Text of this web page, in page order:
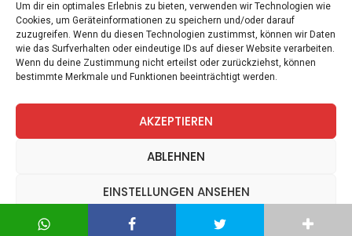
Um dir ein optimales Erlebnis zu bieten, verwenden wir Technologien wie
Cookies, um Geräteinformationen zu speichern und/oder darauf
zuzugreifen. Wenn du diesen Technologien zustimmst, können wir Daten
wie das Surfverhalten oder eindeutige IDs auf dieser Website verarbeiten.
Wenn du deine Zustimmung nicht erteilst oder zurückziehst, können
bestimmte Merkmale und Funktionen beeinträchtigt werden.
AKZEPTIEREN
ABLEHNEN
EINSTELLUNGEN ANSEHEN
Datenschutz Impressum
"Abonnieren" akzeptierst Du unsere
Datenschutzerklärung.
twitter
Spiele Kontakt Datenschutz Impressum